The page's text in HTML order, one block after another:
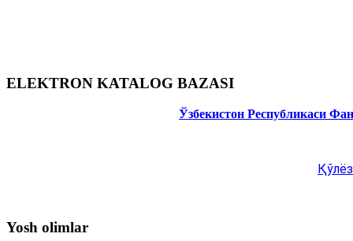
ELEKTRON KATALOG BAZASI
Ўзбекистон Республикаси
Yosh olimlar